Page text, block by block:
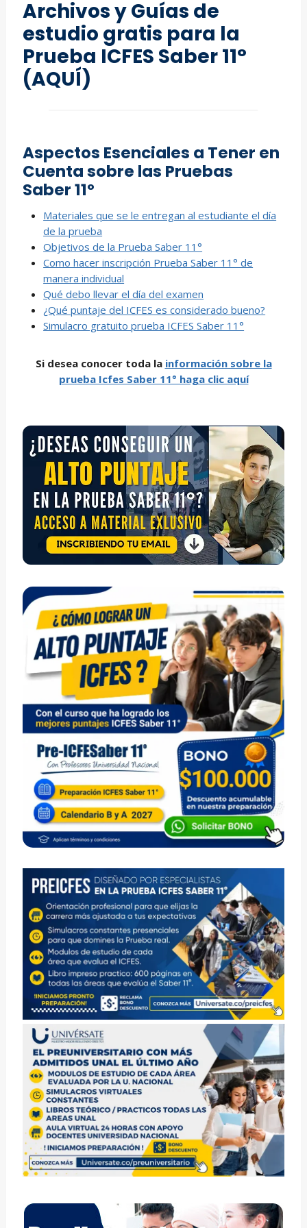
Archivos y Guías de
estudio gratis para la
Prueba ICFES Saber 11°
(AQUÍ)
Aspectos Esenciales a Tener en
Cuenta sobre las Pruebas
Saber 11º
Materiales que se le entregan al estudiante el día
de la prueba
Objetivos de la Prueba Saber 11°
Como hacer inscripción Prueba Saber 11° de
manera individual
Qué debo llevar el día del examen
¿Qué puntaje del ICFES es considerado bueno?
Simulacro gratuito prueba ICFES Saber 11°
Si desea conocer toda la información sobre la
prueba Icfes Saber 11° haga clic aquí